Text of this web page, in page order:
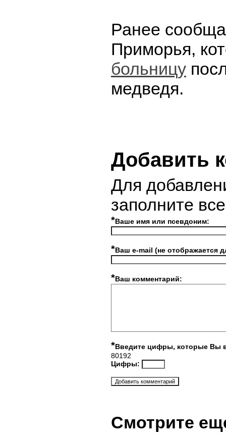
Ранее
Приморья,
больницу
медведя.
Добавить
Для
заполните
*Ваше имя или псевдоним:
*Ваш e-mail (не отображается
*Ваш комментарий:
*Введите цифры, которые Вы
80192
Цифры:
Смотрите